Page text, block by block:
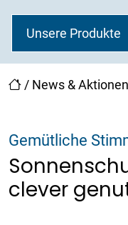
/ News & Aktionen
Unsere Produkte
Gemütliche
clever